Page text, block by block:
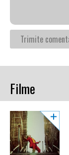
Filme